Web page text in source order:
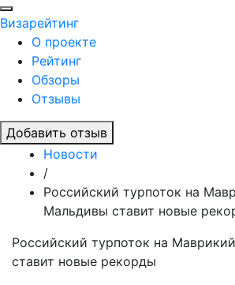
Визарейтинг
О проекте
Рейтинг
Обзоры
Отзывы
Добавить отзыв
Новости
/
Российский турпоток на
Мальдивы ставит новые
Российский турпоток на
ставит новые рекорды